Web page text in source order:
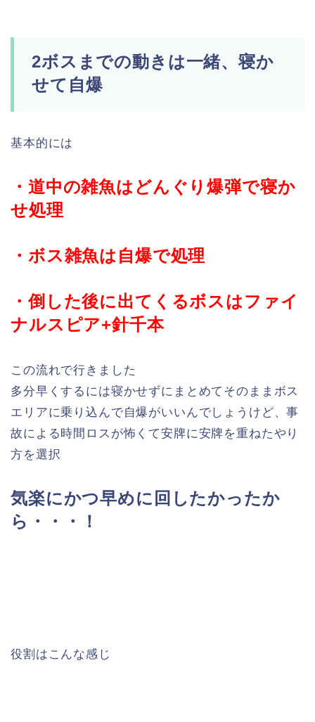
2ボスまでの動きは一緒、寝か
せて自爆
基本的には
・道中の雑魚はどんぐり爆弾で寝か
せ処理
・ボス雑魚は自爆で処理
・倒した後に出てくるボスはファイ
ナルスピア+針千本
この流れで行きました
多分早くするには寝かせずにまとめてそのままボス
エリアに乗り込んで自爆がいいんでしょうけど、事
故による時間ロスが怖くて安牌に安牌を重ねたやり
方を選択
気楽にかつ早めに回したかったか
ら・・・！
役割はこんな感じ